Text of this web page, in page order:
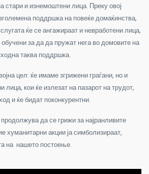
стари и изнемоштени лица. Преку овој
поддршка на повеќе домаќинства,
ќе се ангажираат и невработени лица,
за да да пружат нега во домовите на
таква поддршка.
цел: ќе имаме згрижени граѓани, но и
лица, кои ќе излезат на пазарот на трудот,
и ќе бидат поконкурентни.
да се грижи за најранливите
хуманитарни акции ја симболизираат,
на нашето постоење.